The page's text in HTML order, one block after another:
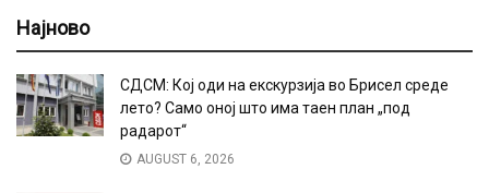
Најново
СДСМ: Кој оди на екскурзија во Брисел среде
лето? Само оној што има таен план „под
радарот“
AUGUST 6, 2026